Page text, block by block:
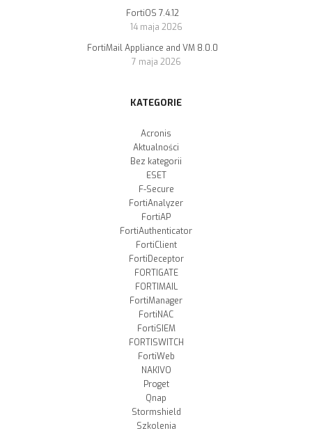
FortiOS 7.4.12
14 maja 2026
FortiMail Appliance and VM 8.0.0
7 maja 2026
KATEGORIE
Acronis
Aktualności
Bez kategorii
ESET
F-Secure
FortiAnalyzer
FortiAP
FortiAuthenticator
FortiClient
FortiDeceptor
FORTIGATE
FORTIMAIL
FortiManager
FortiNAC
FortiSIEM
FORTISWITCH
FortiWeb
NAKIVO
Proget
Qnap
Stormshield
Szkolenia